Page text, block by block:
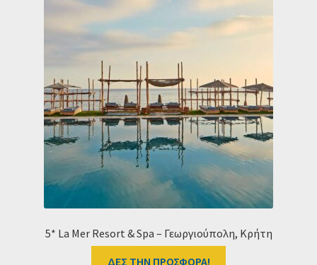
Ο λογαριασμός μου
HOME
5* La Mer Resort & Spa – Γεωργιούπολη, Κρήτη
ΔΕΣ ΤΗΝ ΠΡΟΣΦΟΡΑ!